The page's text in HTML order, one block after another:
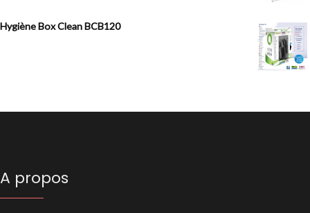
Hygiène Box Clean BCB120
A propos